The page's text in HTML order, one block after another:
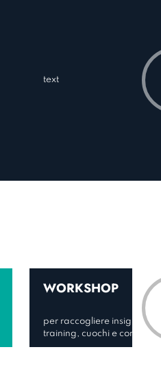
text
WORKSHOP
per raccogliere insight dai
training, cuochi e